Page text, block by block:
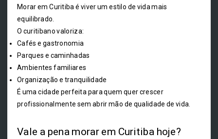
Morar em Curitiba é viver um estilo de vida mais
equilibrado.
O curitibano valoriza:
Cafés e gastronomia
Parques e caminhadas
Ambientes familiares
Organização e tranquilidade
É uma cidade perfeita para quem quer crescer
profissionalmente sem abrir mão de qualidade de vida.
Vale a pena morar em Curitiba hoje?